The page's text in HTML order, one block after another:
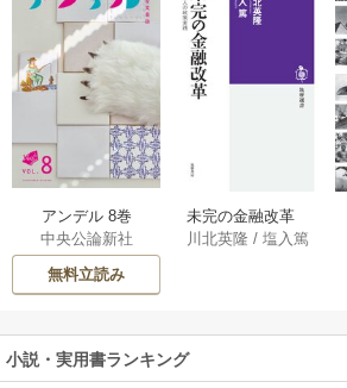
アンデル 8巻
中央公論新社
無料立読み
未完の金融改革
――池尾和人の政
川北英隆 /塩入篤
小説・実用書ランキング